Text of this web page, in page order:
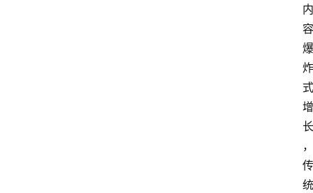
内
容
爆
炸
式
增
长
，
传
统